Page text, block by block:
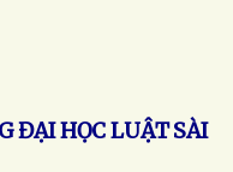
ĐẠI HỌC LUẬT SÀI